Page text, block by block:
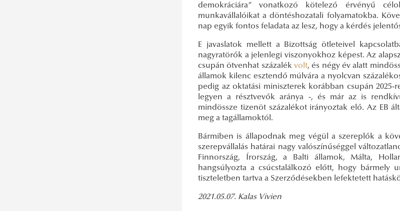
demokráciára” vonatkozó kötelező érvényű
munkavállalóikat a döntéshozatali folyamatokba.
nap egyik fontos feladata az lesz, hogy a kérdés
E javaslatok mellett a Bizottság ötleteivel
nagyratörők a jelenlegi viszonyokhoz képest. Az
csupán ötvenhat százalék volt, és négy év alatt
államok kilenc esztendő múlvára a nyolcvan
pedig az oktatási miniszterek korábban csupán
legyen a résztvevők aránya -, és már az is
mindössze tizenöt százalékot irányoztak elő. Az EB
meg a tagállamoktól.
Bármiben is állapodnak meg végül a szereplők a
szerepvállalás határai nagy valószínűséggel
Finnország, Írország, a Balti államok, Málta,
hangsúlyozta a csúcstalálkozó előtt, hogy bármely
tiszteletben tartva a Szerződésekben lefektetett
2021.05.07. Kalas Vivien